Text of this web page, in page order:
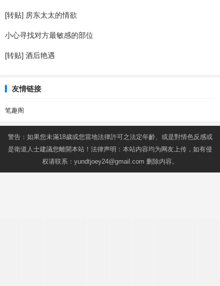
[转贴] 房东太太的情欲
小心寻找对方最敏感的部位
[转贴] 酒后艳遇
友情链接
笔趣阁
警告：如果您未滿18歲或您當地法律許可之法定年齡、或是對情色反感或
是衛道人士建議您離開本站！法律声明：本站内容均为网友上传，如有侵
权请联系： yundtjoey24@gmail.com 删除内容。